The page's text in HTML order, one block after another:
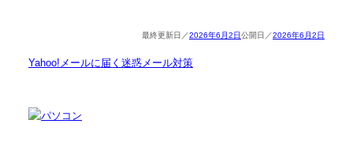
2026年6月2日 2026年6月2日
Yahoo!メールに届く迷惑メール対策